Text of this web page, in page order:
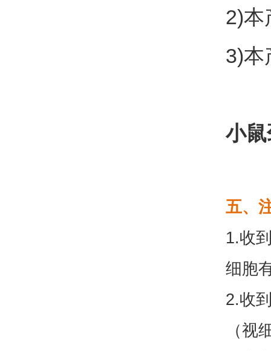
2)本
3)本
小
五、
1.收
细胞
2.收
（视